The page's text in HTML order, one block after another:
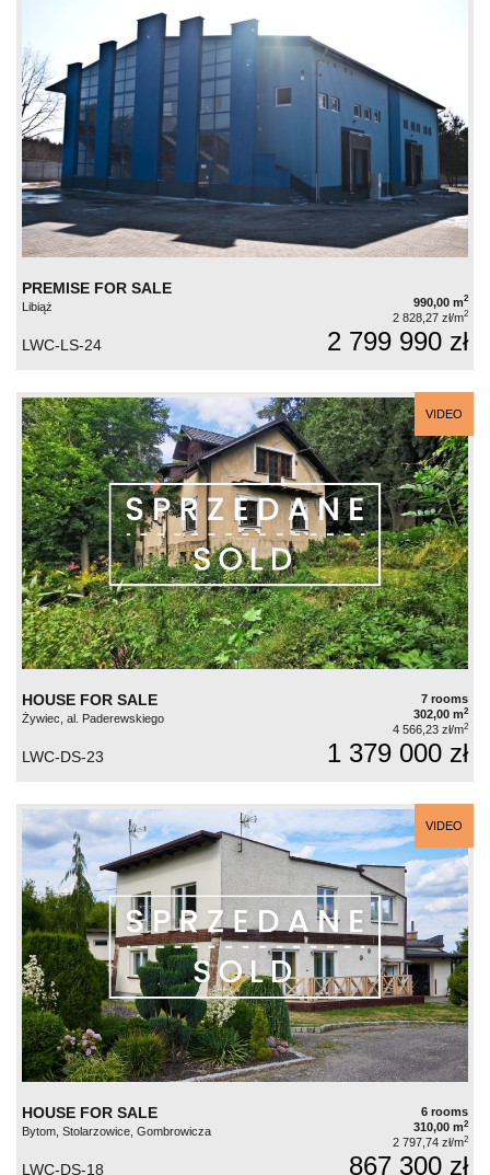
PREMISE FOR SALE
Libiąż 990,00 m2
2 828,27 zł/m2
LWC-LS-24 2 799 990 zł
VIDEO
HOUSE FOR SALE
Żywiec, al. Paderewskiego
7 rooms
302,00 m2
4 566,23 zł/m2
LWC-DS-23 1 379 000 zł
VIDEO
HOUSE FOR SALE
Bytom, Stolarzowice, Gombrowicza
6 rooms
310,00 m2
2 797,74 zł/m2
LWC-DS-18 867 300 zł